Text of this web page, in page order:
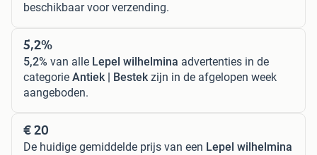
beschikbaar voor verzending.
5,2%
5,2% van alle Lepel wilhelmina advertenties in de
categorie Antiek | Bestekzijn in de afgelopen week
aangeboden.
€ 20
De huidige gemiddelde prijs van een Lepel wilhelmina